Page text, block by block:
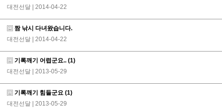
대전선달 | 2014-04-22
짬 낚시 다녀왔습니다.
대전선달 | 2014-04-22
기록깨기 어렵군요.. (1)
대전선달 | 2013-05-29
기록깨기 힘들군요 (1)
대전선달 | 2013-05-29